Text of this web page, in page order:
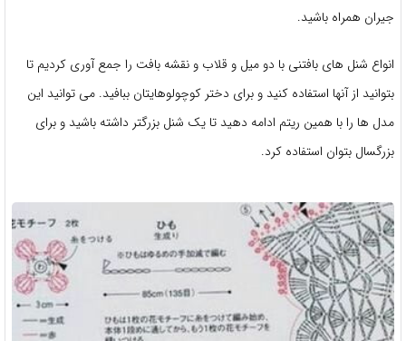
جیران همراه باشید.
انواع شنل های بافتنی با دو میل و قلاب و نقشه بافت را جمع آوری کردیم تا
بتوانید از آنها استفاده کنید و برای دختر کوچولوهایتان ببافید. می توانید این
مدل ها را با همین ریتم ادامه دهید تا یک شنل بزرگتر داشته باشید و برای
بزرگسال بتوان استفاده کرد.